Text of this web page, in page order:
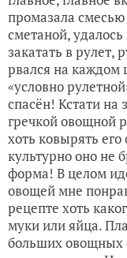
промазала
сметаной,
закатать в рулет,
рвался на каждом
«условно
спасён! Кстати на
гречкой овощной
хоть ковырять
культурно оно не
форма! В целом
овощей мне
рецепте хоть
муки или яйца.
больших овощных